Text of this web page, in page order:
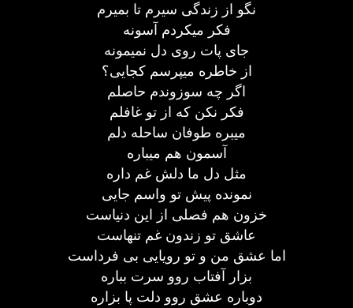
نگو از زندگی سیرم تا بمیرم
فکر میکردم آسونه
جای پات روی دل نمیمونه
از خاطره میپرسم کجایی؟
اگر چه سوزوندم حاصلم
فکر نکن که از تو غافلم
میبره طوفان ساحله دلم
آسمون هم میباره
مثل دل ما دلش غم داره
نمونده پیش تو واسم جایی
خزون هم فصلی از این دنیاست
عاشق تو زندون غم تنهاست
اما عشق من و تو رویایی بی فرداست
بزار آفتاب روو سرت بباره
دوباره عشق روو دلت پا بزاره